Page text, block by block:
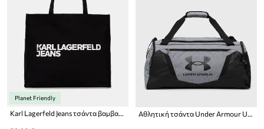
Planet Friendly
Karl Lagerfeld Jeans τσάντα βαμβακερή Αθλητική τσάντα Under Armour Undeniable 5.0 Medium